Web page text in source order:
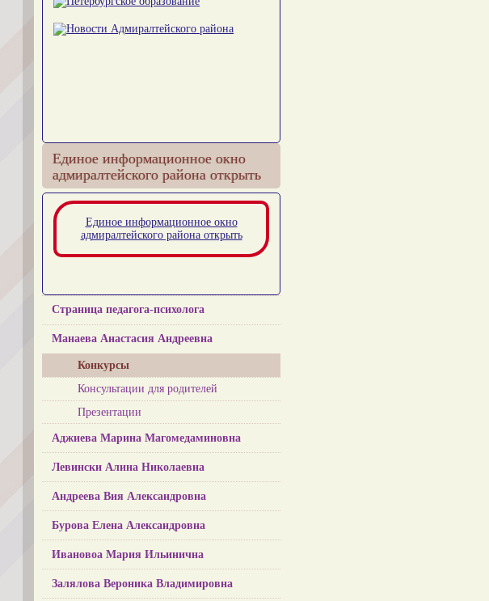
Единое информационное окно
адмиралтейского района открыть
Единое информационное окно
адмиралтейского района открыть
Страница педагога-психолога
Манаева Анастасия Андреевна
Конкурсы
Консультации для родителей
Презентации
Аджиева Марина Магомедаминовна
Левински Алина Николаевна
Андреева Вия Александровна
Бурова Елена Александровна
Ивановоа Мария Ильинична
Залялова Вероника Владимировна